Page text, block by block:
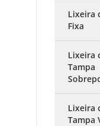
Lixeira
Fixa
Lixeira
Tampa
Lixeira
Tampa